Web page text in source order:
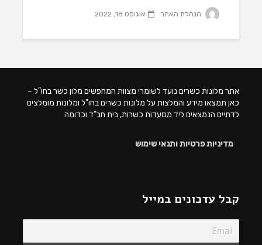
הנהלת האתר אוגוסט 18, 2022
אתר מלונות כשרים נועד לשומרי מצוות המחפשים מלון כשר בחו"ל –
כאן תמצאו מידע והמלצות על מלונות כשרים בחו"ל ומלונות מומלצים
לדתיים הנמצאים ליד מסעדות כשרות, בית חב"ד וכדומה
מדיניות פרטיות ותנאי שימוש
קבל עדכונים במייל